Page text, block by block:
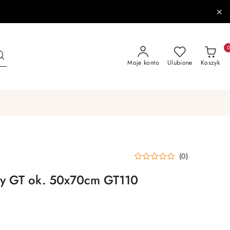
Moje konto Ulubione Koszyk
0
(0)
GT ok. 50x70cm GT110